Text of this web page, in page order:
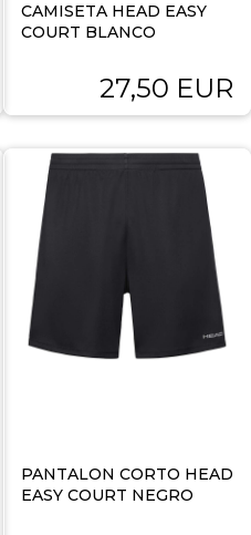
CAMISETA HEAD EASY
COURT BLANCO
27,50 EUR
PANTALON CORTO HEAD
EASY COURT NEGRO